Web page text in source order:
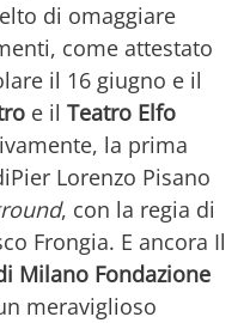
di omaggiare
come attestato
il 16 giugno e il
e il Teatro Elfo
la prima
Lorenzo Pisano
, con la regia di
Frongia. E ancora Il
Milano Fondazione
meraviglioso